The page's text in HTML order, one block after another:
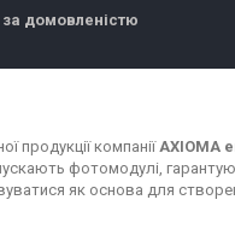
за домовленістю
продукції компаніїAXIOMA
фотомодулі,
як основа для